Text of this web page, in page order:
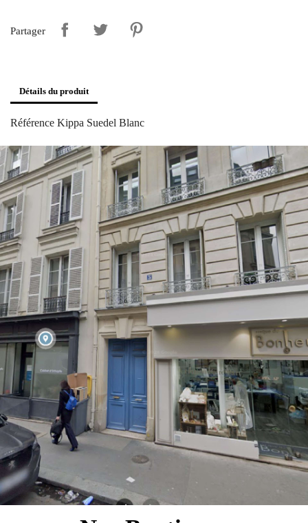
Partager
Détails du produit
Référence Kippa Suedel Blanc